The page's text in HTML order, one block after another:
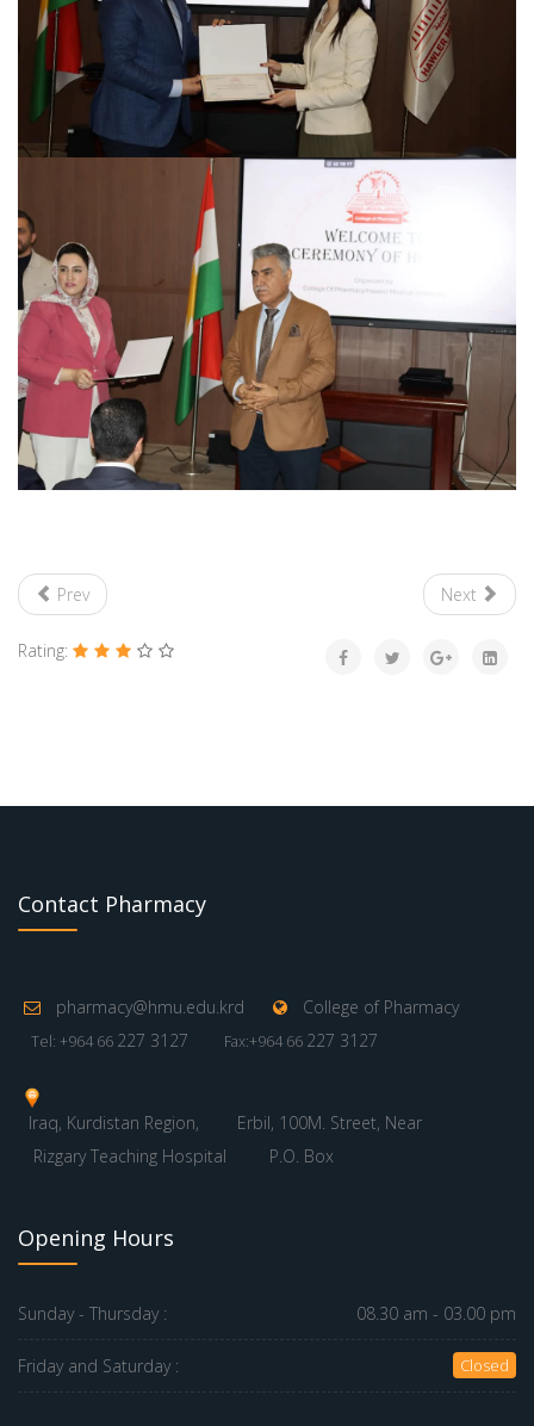
Prev Next
Rating:
Contact Pharmacy
pharmacy@hmu.edu.krd College of Pharmacy
Tel: +964 66 227 3127 Fax:+964 66 227 3127
Iraq, Kurdistan Region,
Erbil, 100M. Street, Near
Rizgary Teaching Hospital
P.O. Box
Opening Hours
Sunday - Thursday : 08.30 am - 03.00 pm
Friday and Saturday : Closed